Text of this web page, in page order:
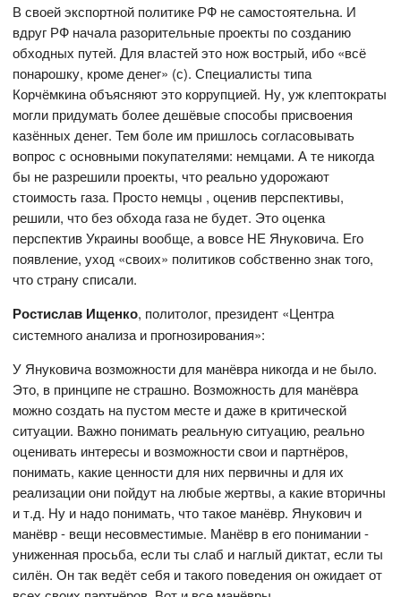
В своей экспортной политике РФ не самостоятельна. И
вдруг РФ начала разорительные проекты по созданию
обходных путей. Для властей это нож вострый, ибо «всё
понарошку, кроме денег» (с). Специалисты типа
Корчёмкина объясняют это коррупцией. Ну, уж клептократы
могли придумать более дешёвые способы присвоения
казённых денег. Тем боле им пришлось согласовывать
вопрос с основными покупателями: немцами. А те никогда
бы не разрешили проекты, что реально удорожают
стоимость газа. Просто немцы , оценив перспективы,
решили, что без обхода газа не будет. Это оценка
перспектив Украины вообще, а вовсе НЕ Януковича. Его
появление, уход «своих» политиков собственно знак того,
что страну списали.
Ростислав Ищенко, политолог, президент «Центра
системного анализа и прогнозирования»:
У Януковича возможности для манёвра никогда и не было.
Это, в принципе не страшно. Возможность для манёвра
можно создать на пустом месте и даже в критической
ситуации. Важно понимать реальную ситуацию, реально
оценивать интересы и возможности свои и партнёров,
понимать, какие ценности для них первичны и для их
реализации они пойдут на любые жертвы, а какие вторичны
и т.д. Ну и надо понимать, что такое манёвр. Янукович и
манёвр - вещи несовместимые. Манёвр в его понимании -
униженная просьба, если ты слаб и наглый диктат, если ты
силён. Он так ведёт себя и такого поведения он ожидает от